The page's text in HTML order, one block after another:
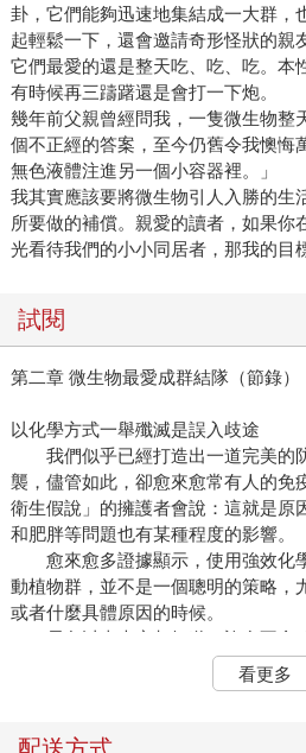
卦，它們能夠迅速地集結成一大群，
起輕鬆一下，還會邀請奇形怪狀的親
它們最愛的還是整天吃、吃、吃。本
有時候再三躊躇還是會打一下炮。
幾年前父親曾經問我，一隻微生物整
個不正經的答案，至今仍舊令我懊悔
無色液體注進另一個小容器裡。」
我其實應該要將微生物引人入勝的生
所要做的補償。親愛的讀者，如果你
光看待我們的小小同居者，那我的目
試閱
第二章 微生物最愛成群結隊（節錄）
以化學方式一舉殲滅是誤入歧途
我們似乎已經打造出一道完美的
襲，儘管如此，卻愈來愈常有人的免
衛生假說」的擁護者會說：這就是原
和肥胖等問題也有某種程度的影響。
愈來愈多證據顯示，使用強效化
動植物群，並不是一個聰明的策略，
或者什麼具體原因的時候。
長久以來大家都知道，許多不會
很大，例如增強我們的免疫系統。微
是，我們的免疫系統其實不是防禦機
每個人都清楚。
看更多